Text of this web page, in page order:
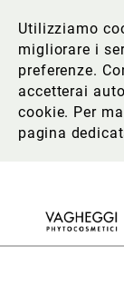
Utilizziamo
migliorare i
preferenze.
accetterai
cookie. Per
pagina